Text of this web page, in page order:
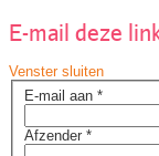
E-mail deze
Venster sluiten
E-mail aan *
Afzender *